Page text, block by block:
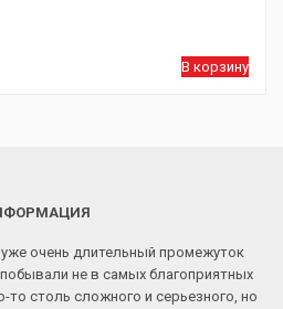
В корзину
очень длительный промежуток
не в самых благоприятных
то столь сложного и серьезного, но